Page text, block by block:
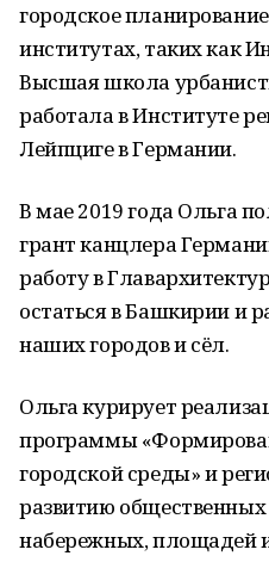
городское
институтах, таких как
Высшая школа
работала в Институте
Лейпциге в Германии.
В мае 2019 года Ольга
грант канцлера
работу в
остаться в Башкирии и
наших городов и сёл.
Ольга курирует
программы
городской среды» и
развитию
набережных, площадей и